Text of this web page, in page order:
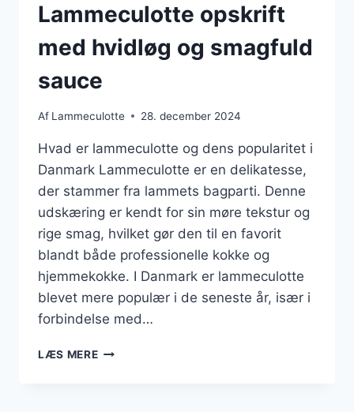
Lammeculotte opskrift
med hvidløg og smagfuld
sauce
Af Lammeculotte 28. december 2024
Hvad er lammeculotte og dens popularitet i
Danmark Lammeculotte er en delikatesse,
der stammer fra lammets bagparti. Denne
udskæring er kendt for sin møre tekstur og
rige smag, hvilket gør den til en favorit
blandt både professionelle kokke og
hjemmekokke. I Danmark er lammeculotte
blevet mere populær i de seneste år, især i
forbindelse med…
LÆS MERELAMMECULOTTE